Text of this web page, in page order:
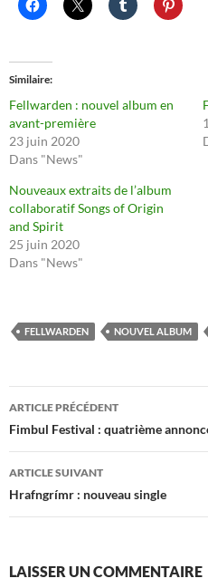
Similaire
Fellwarden : nouvel album en
avant-première
23 juin 2020
Dans "News"
Nouveaux extraits de l’album
collaboratif Songs of Origin
and Spirit
25 juin 2020
Dans "News"
FELLWARDEN NOUVEL ALBUM
Navigation
des
articles
ARTICLE PRÉCÉDENT
Fimbul Festival : quatrième
ARTICLE SUIVANT
Hrafngrímr : nouveau single
LAISSER UN COMMENTAIRE